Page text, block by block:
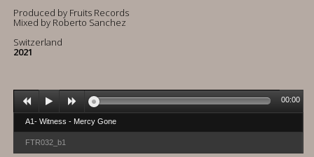
Produced by Fruits Records
Mixed by Roberto Sanchez
Switzerland
2021
A1- Witness - Mercy Gone
FTR032_b1
00:00